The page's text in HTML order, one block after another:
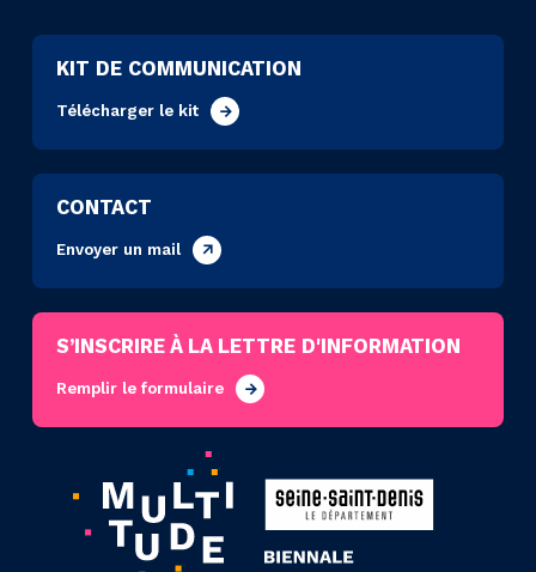
KIT DE COMMUNICATION
Télécharger le kit
CONTACT
Envoyer un mail
S’INSCRIRE À LA LETTRE D'INFORMATION
Remplir le formulaire